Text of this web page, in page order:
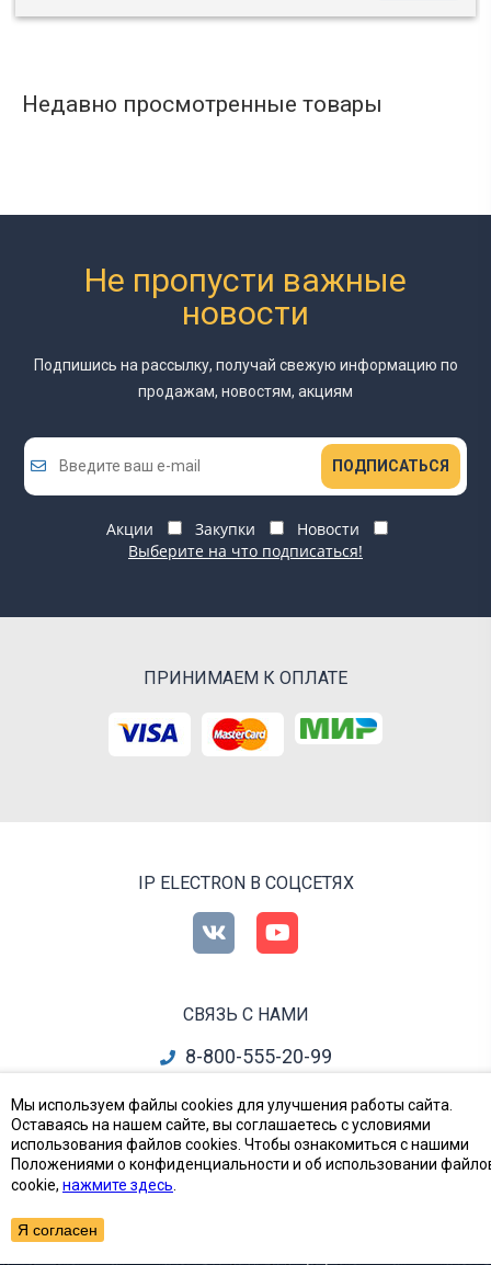
Недавно просмотренные товары
Не пропусти важные
новости
Подпишись на рассылку, получай свежую информацию по
продажам, новостям, акциям
ПОДПИСАТЬСЯ
Акции Закупки
Новости
Выберите на что подписаться!
ПРИНИМАЕМ К ОПЛАТЕ
IP ELECTRON В СОЦСЕТЯХ
СВЯЗЬ С НАМИ
8-800-555-20-99
все контакты
Приборы, Радиодетали и Электронные компоненты
Мы используем файлы cookies для улучшения работы сайта.
Оставаясь на нашем сайте, вы соглашаетесь с условиями
использования файлов cookies. Чтобы ознакомиться с нашими
Положениями о конфиденциальности и об использовании
cookie, нажмите здесь
Я согласен